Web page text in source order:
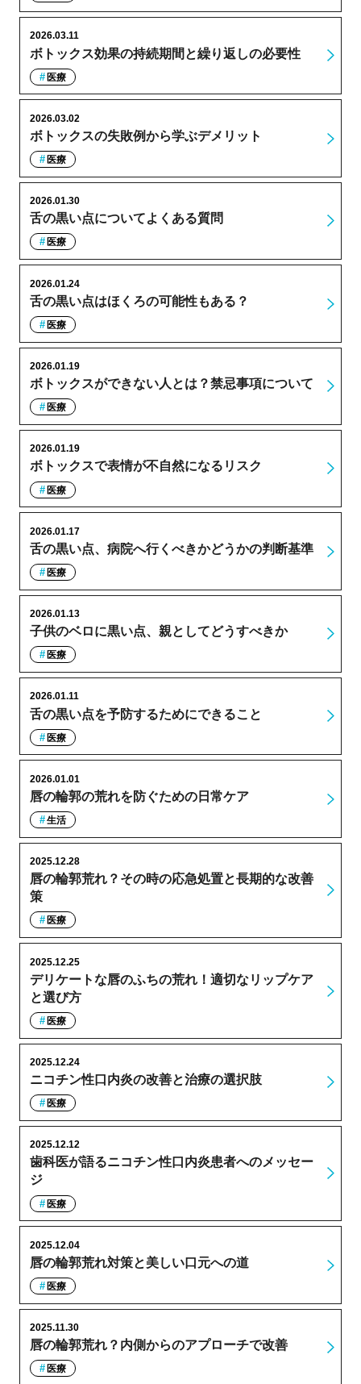
ボトックス効果の持続期間と繰り返しの必要性
2026.03.11
医療
ボトックスの失敗例から学ぶデメリット
2026.03.02
医療
舌の黒い点についてよくある質問
2026.01.30
医療
舌の黒い点はほくろの可能性もある？
2026.01.24
医療
ボトックスができない人とは？禁忌事項について
2026.01.19
医療
ボトックスで表情が不自然になるリスク
2026.01.19
医療
舌の黒い点、病院へ行くべきかどうかの判断基準
2026.01.17
医療
子供のベロに黒い点、親としてどうすべきか
2026.01.13
医療
舌の黒い点を予防するためにできること
2026.01.11
医療
唇の輪郭の荒れを防ぐための日常ケア
2026.01.01
生活
唇の輪郭荒れ？その時の応急処置と長期的な改善
策
2025.12.28
医療
デリケートな唇のふちの荒れ！適切なリップケア
と選び方
2025.12.25
医療
ニコチン性口内炎の改善と治療の選択肢
2025.12.24
医療
歯科医が語るニコチン性口内炎患者へのメッセー
ジ
2025.12.12
医療
唇の輪郭荒れ対策と美しい口元への道
2025.12.04
医療
唇の輪郭荒れ？内側からのアプローチで改善
2025.11.30
医療